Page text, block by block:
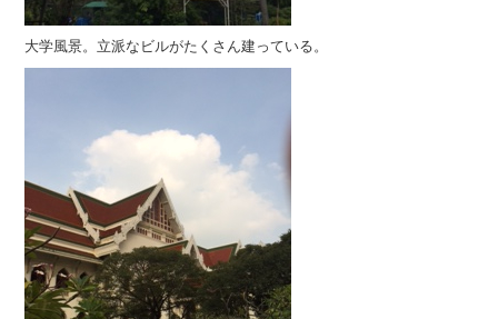
大学風景。立派なビルがたくさん建っている。